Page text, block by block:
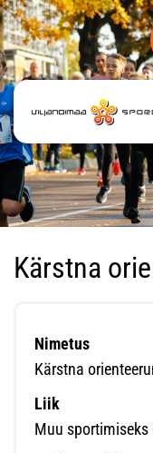
Kärstna
Nimetus
Kärstna
Liik
Muu